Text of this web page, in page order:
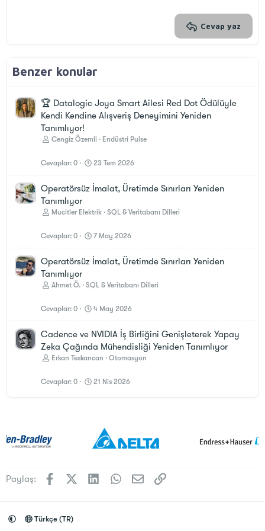
Cevap yaz
Benzer konular
🏆 Datalogic Joya Smart Ailesi Red Dot Ödülüyle
Kendi Kendine Alışveriş Deneyimini Yeniden
Tanımlıyor!
Cengiz Özemli Endüstri Pulse
Cevaplar 0 23 Tem 2026
Operatörsüz İmalat, Üretimde Sınırları Yeniden
Tanımlıyor
Mucitler Elektrik SQL & Veritabanı Dilleri
Cevaplar 0 7 May 2026
Operatörsüz İmalat, Üretimde Sınırları Yeniden
Tanımlıyor
Ahmet Ö. SQL & Veritabanı Dilleri
Cevaplar 0 4 May 2026
Cadence ve NVIDIA İş Birliğini Genişleterek Yapay
Zeka Çağında Mühendisliği Yeniden Tanımlıyor
Erkan Teskancan Otomasyon
Cevaplar 0 21 Nis 2026
Paylaş: FacebookX (Twitter)LinkedInWhatsApp
E-postaLink
Türkçe (TR)